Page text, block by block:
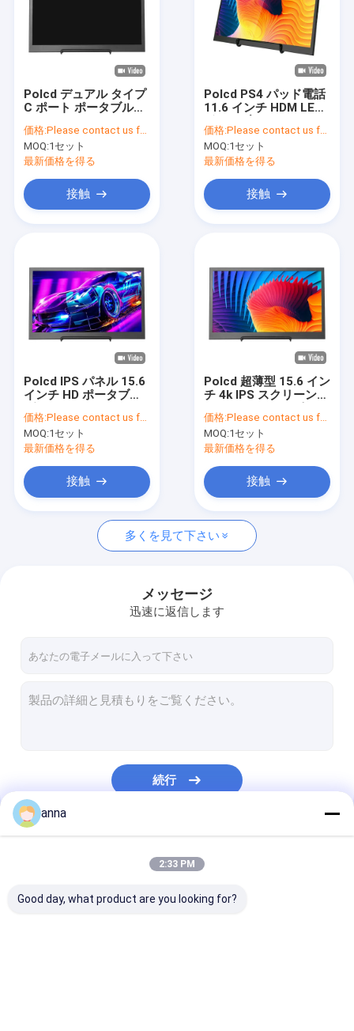
プロダクト
VRショー
私達について
ニュース
場合
TFT LCDの表示
表示IPSのTFT LCDの
TFTのタッチ画面
産業タッチ画面
TFTの抵抗タッチ画面
HD TFTの表示
Polcd デュアル タイプ
C ポート ポータブル
ンチ 3840x2160 LED
ディスプレイ
価格:Please contact us for latest price
MOQ:1セット
最新価格を得る
接触
Polcd PS4 パッド電話
11.6 インチ HDM LED
ゲーミング スピーカー
デスクトップ ディスプ
レイ付き
価格:Please contact us for latest price
MOQ:1セット
最新価格を得る
接触
Polcd IPS パネル 15.6
インチ HD ポータブル
コンピューター画面
LED ディスプレイ
価格:Please contact us for latest price
MOQ:1セット
最新価格を得る
接触
Polcd 超薄型 15.6 イン
チ 4k IPS スクリーン
ター モニター、タイプ
C ポート付き
価格:Please contact us for latest price
MOQ:1セット
最新価格を得る
接触
多くを見て下さい
メッセージ
迅速に返信します
続行
anna
2:33 PM
Good day, what product are you looking for?